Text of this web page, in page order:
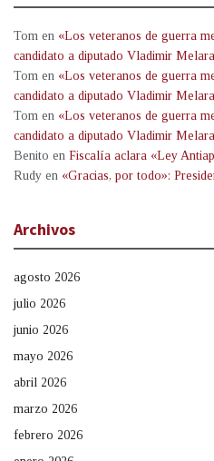
Tom en «Los veteranos de guerra
candidato a diputado Vladimir Melara
Tom en «Los veteranos de guerra
candidato a diputado Vladimir Melara
Tom en «Los veteranos de guerra
candidato a diputado Vladimir Melara
Benito en Fiscalía aclara «Ley
Rudy en «Gracias, por todo»:
Archivos
agosto 2026
julio 2026
junio 2026
mayo 2026
abril 2026
marzo 2026
febrero 2026